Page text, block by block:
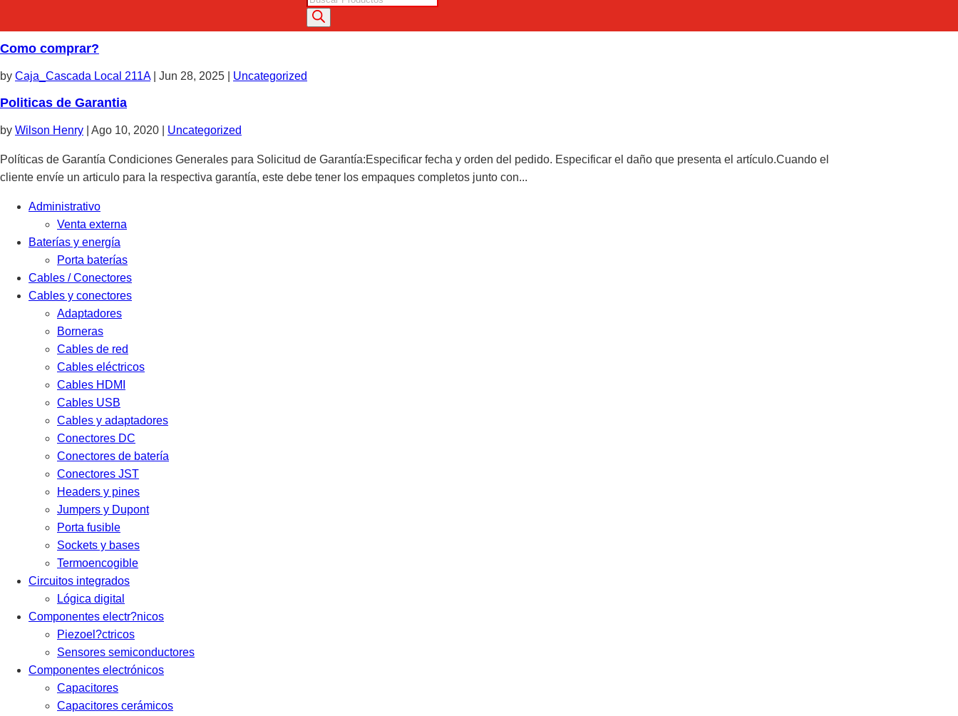
de
productos
Como comprar?
by Caja_Cascada Local 211A| Jun 28, 2025 Uncategorized
Politicas de Garantia
by Wilson Henry Ago 10, 2020 Uncategorized
Políticas de Garantía Condiciones Generales para Solicitud de Garantía:Especificar fecha y orden del pedido. Especificar el daño que presenta el artículo.Cuando el
cliente envíe un articulo para la respectiva garantía, este debe tener los empaques completos junto con...
Administrativo
Venta externa
Baterías y energía
Porta baterías
Cables / Conectores
Cables y conectores
Adaptadores
Borneras
Cables de red
Cables eléctricos
Cables HDMI
Cables USB
Cables y adaptadores
Conectores DC
Conectores de batería
Conectores JST
Headers y pines
Jumpers y Dupont
Porta fusible
Sockets y bases
Termoencogible
Circuitos integrados
Lógica digital
Componentes electr?nicos
Piezoel?ctricos
Sensores semiconductores
Componentes electrónicos
Capacitores
Capacitores cerámicos